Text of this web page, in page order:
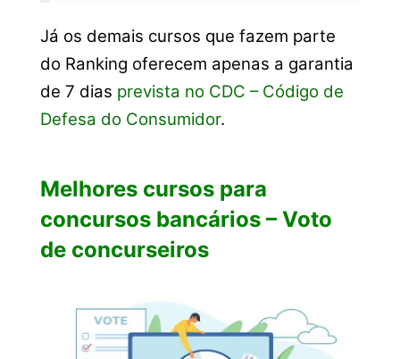
Já os demais cursos que fazem parte
do Ranking oferecem apenas a garantia
de 7 dias prevista no CDC – Código de
Defesa do Consumidor.
Melhores cursos para
concursos bancários – Voto
de concurseiros